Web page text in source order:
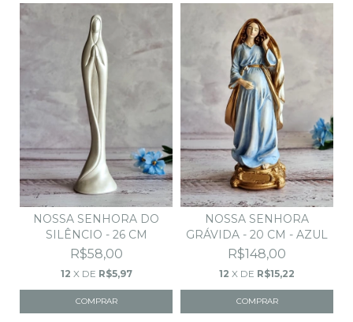
NOSSA SENHORA DO
SILÊNCIO - 26 CM
R$58,00
12 X DE R$5,97
NOSSA SENHORA
GRÁVIDA - 20 CM - AZUL
R$148,00
12 X DE R$15,22